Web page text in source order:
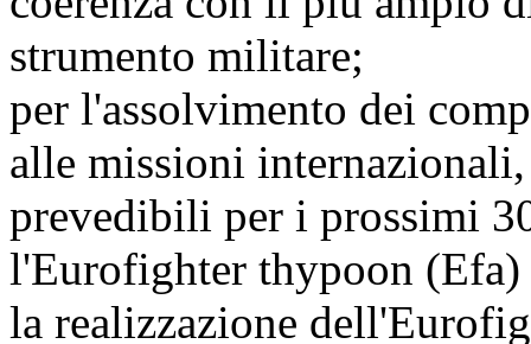
strumento militare;
per l'assolvimento dei
alle missioni
prevedibili per i prossimi
l'Eurofighter thypoon
la realizzazione